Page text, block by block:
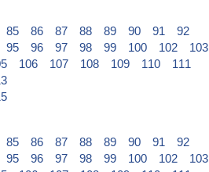
85 86 87 88 89 90 91
92
95 96 97 98 99 100 102
103
106 107 108 109 110
111
85 86 87 88 89 90 91
92
95 96 97 98 99 100 102
103